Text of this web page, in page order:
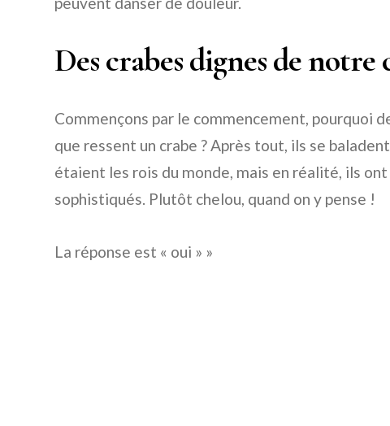
Des crabes dignes de notre
Commençons par le commencement, pourquoi
que ressent un crabe ? Après tout, ils se
étaient les rois du monde, mais en réalité, ils
sophistiqués. Plutôt chelou, quand on y pense !
La réponse est « oui » »